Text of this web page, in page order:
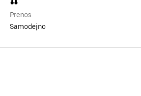
Prenos
Samodejno